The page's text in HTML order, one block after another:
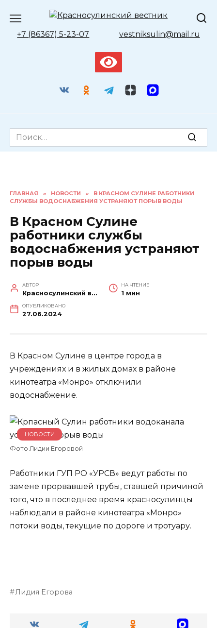
содержанию
+7 (86367) 5-23-07 vestniksulin@mail.ru
Search
for:
ГЛАВНАЯ » НОВОСТИ »
В КРАСНОМ СУЛИНЕ РАБОТНИКИ
СЛУЖБЫ ВОДОСНАБЖЕНИЯ УСТРАНЯЮТ ПОРЫВ ВОДЫ
В Красном Сулине
работники службы
водоснабжения устраняют
порыв воды
АВТОР
Красносулинский вестник
НА ЧТЕНИЕ
1 мин
ОПУБЛИКОВАНО
27.06.2024
В Красном Сулине в центре города в
учреждениях и в жилых домах в районе
кинотеатра «Монро» отключили
водоснабжение.
Фото Лидии Егоровой
НОВОСТИ
Работники ГУП РО «УРСВ» ведут работы по
замене прорвавшей трубы, ставшей причиной
того, что в последнее время красносулинцы
наблюдали в районе кинотеатра «Монро»
потоки воды, текущие по дороге и тротуару.
Лидия Егорова